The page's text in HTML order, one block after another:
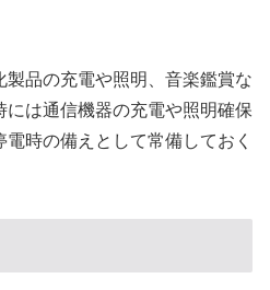
品の充電や照明、音楽鑑賞な
には通信機器の充電や照明確保
時の備えとして常備しておく